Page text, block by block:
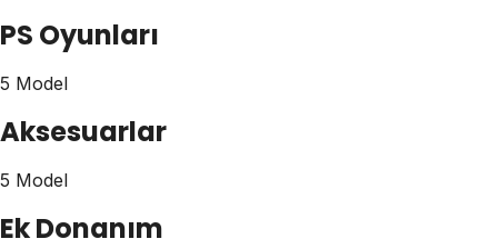
PS Oyunları
5 Model
Aksesuarlar
5 Model
Ek Donanım